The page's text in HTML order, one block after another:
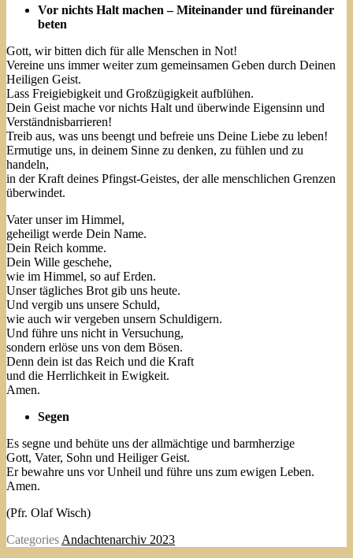
Vor nichts Halt machen – Miteinander und füreinander
beten
Gott, wir bitten dich für alle Menschen in Not!
Vereine uns immer weiter zum gemeinsamen Geben durch Deinen
Heiligen Geist.
Lass Freigiebigkeit und Großzügigkeit aufblühen.
Dein Geist mache vor nichts Halt und überwinde Eigensinn und
Verständnisbarrieren!
Treib aus, was uns beengt und befreie uns Deine Liebe zu leben!
Ermutige uns, in deinem Sinne zu denken, zu fühlen und zu
handeln,
in der Kraft deines Pfingst-Geistes, der alle menschlichen Grenzen
überwindet.
Vater unser im Himmel,
geheiligt werde Dein Name.
Dein Reich komme.
Dein Wille geschehe,
wie im Himmel, so auf Erden.
Unser tägliches Brot gib uns heute.
Und vergib uns unsere Schuld,
wie auch wir vergeben unsern Schuldigern.
Und führe uns nicht in Versuchung,
sondern erlöse uns von dem Bösen.
Denn dein ist das Reich und die Kraft
und die Herrlichkeit in Ewigkeit.
Amen.
Segen
Es segne und behüte uns der allmächtige und barmherzige
Gott, Vater, Sohn und Heiliger Geist.
Er bewahre uns vor Unheil und führe uns zum ewigen Leben.
Amen.
(Pfr. Olaf Wisch)
Categories Andachtenarchiv 2023